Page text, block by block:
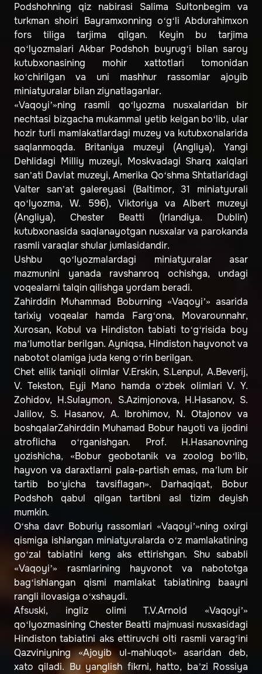
Podshohning qiz nabirasi Salima Sultonbegim va
turkman shoiri Bayramxonning o‘g‘li Abdurahimxon
fors tiliga tarjima qilgan. Keyin bu tarjima
qo‘lyozmalari Akbar Podshoh buyrug‘i bilan saroy
kutubxonasining mohir xattotlari tomonidan
ko‘chirilgan va uni mashhur rassomlar ajoyib
miniatyuralar bilan ziynatlaganlar.
«Vaqoyi’»ning rasmli qo‘lyozma nusxalaridan bir
nechtasi bizgacha mukammal yetib kelgan bo‘lib, ular
hozir turli mamlakatlardagi muzey va kutubxonalarida
saqlanmoqda. Britaniya muzeyi (Angliya), Yangi
Dehlidagi Milliy muzeyi, Moskvadagi Sharq xalqlari
san’ati Davlat muzeyi, Amerika Qo‘shma Shtatlaridagi
Valter san’at galereyasi (Baltimor, 31 miniatyurali
qo‘lyozma, W. 596), Viktoriya va Albert muzeyi
(Angliya), Chester Beatti (Irlandiya. Dublin)
kutubxonasida saqlanayotgan nusxalar va parokanda
rasmli varaqlar shular jumlasidandir.
Ushbu qo‘lyozmalardagi miniatyuralar asar
mazmunini yanada ravshanroq ochishga, undagi
voqealarni talqin qilishga yordam beradi.
Zahirddin Muhammad Boburning «Vaqoyi’» asarida
tarixiy voqealar hamda Farg‘ona, Movarounnahr,
Xurosan, Kobul va Hindiston tabiati to‘g‘risida boy
ma’lumotlar berilgan. Ayniqsa, Hindiston hayvonot va
nabotot olamiga juda keng o‘rin berilgan.
Chet ellik taniqli olimlar V.Erskin, S.Lenpul, A.Beverij,
V. Tekston, Eyji Mano hamda o‘zbek olimlari V. Y.
Zohidov, H.Sulaymon, S.Azimjonova, H.Hasanov, S.
Jalilov, S. Hasanov, A. Ibrohimov, N. Otajonov va
boshqalarZahirddin Muhamad Bobur hayoti va ijodini
atroflicha o‘rganishgan. Prof. H.Hasanovning
yozishicha, «Bobur geobotanik va zoolog bo‘lib,
hayvon va daraxtlarni pala-partish emas, ma’lum bir
tartib bo‘yicha tavsiflagan». Darhaqiqat, Bobur
Podshoh qabul qilgan tartibni asl tizim deyish
mumkin.
O‘sha davr Boburiy rassomlari «Vaqoyi’»ning oxirgi
qismiga ishlangan miniatyuralarda o‘z mamlakatining
go‘zal tabiatini keng aks ettirishgan. Shu sababli
«Vaqoyi’» rasmlarining hayvonot va nabototga
bag‘ishlangan qismi mamlakat tabiatining baayni
rangli ilovasiga o‘xshaydi.
Afsuski, ingliz olimi T.V.Arnold «Vaqoyi’»
qo‘lyozmasining Chester Beatti majmuasi nusxasidagi
Hindiston tabiatini aks ettiruvchi olti rasmli varag‘ini
Qazviniyning «Ajoyib ul-mahluqot» asaridan deb,
xato qiladi. Bu yanglish fikrni, hatto, ba’zi Rossiya